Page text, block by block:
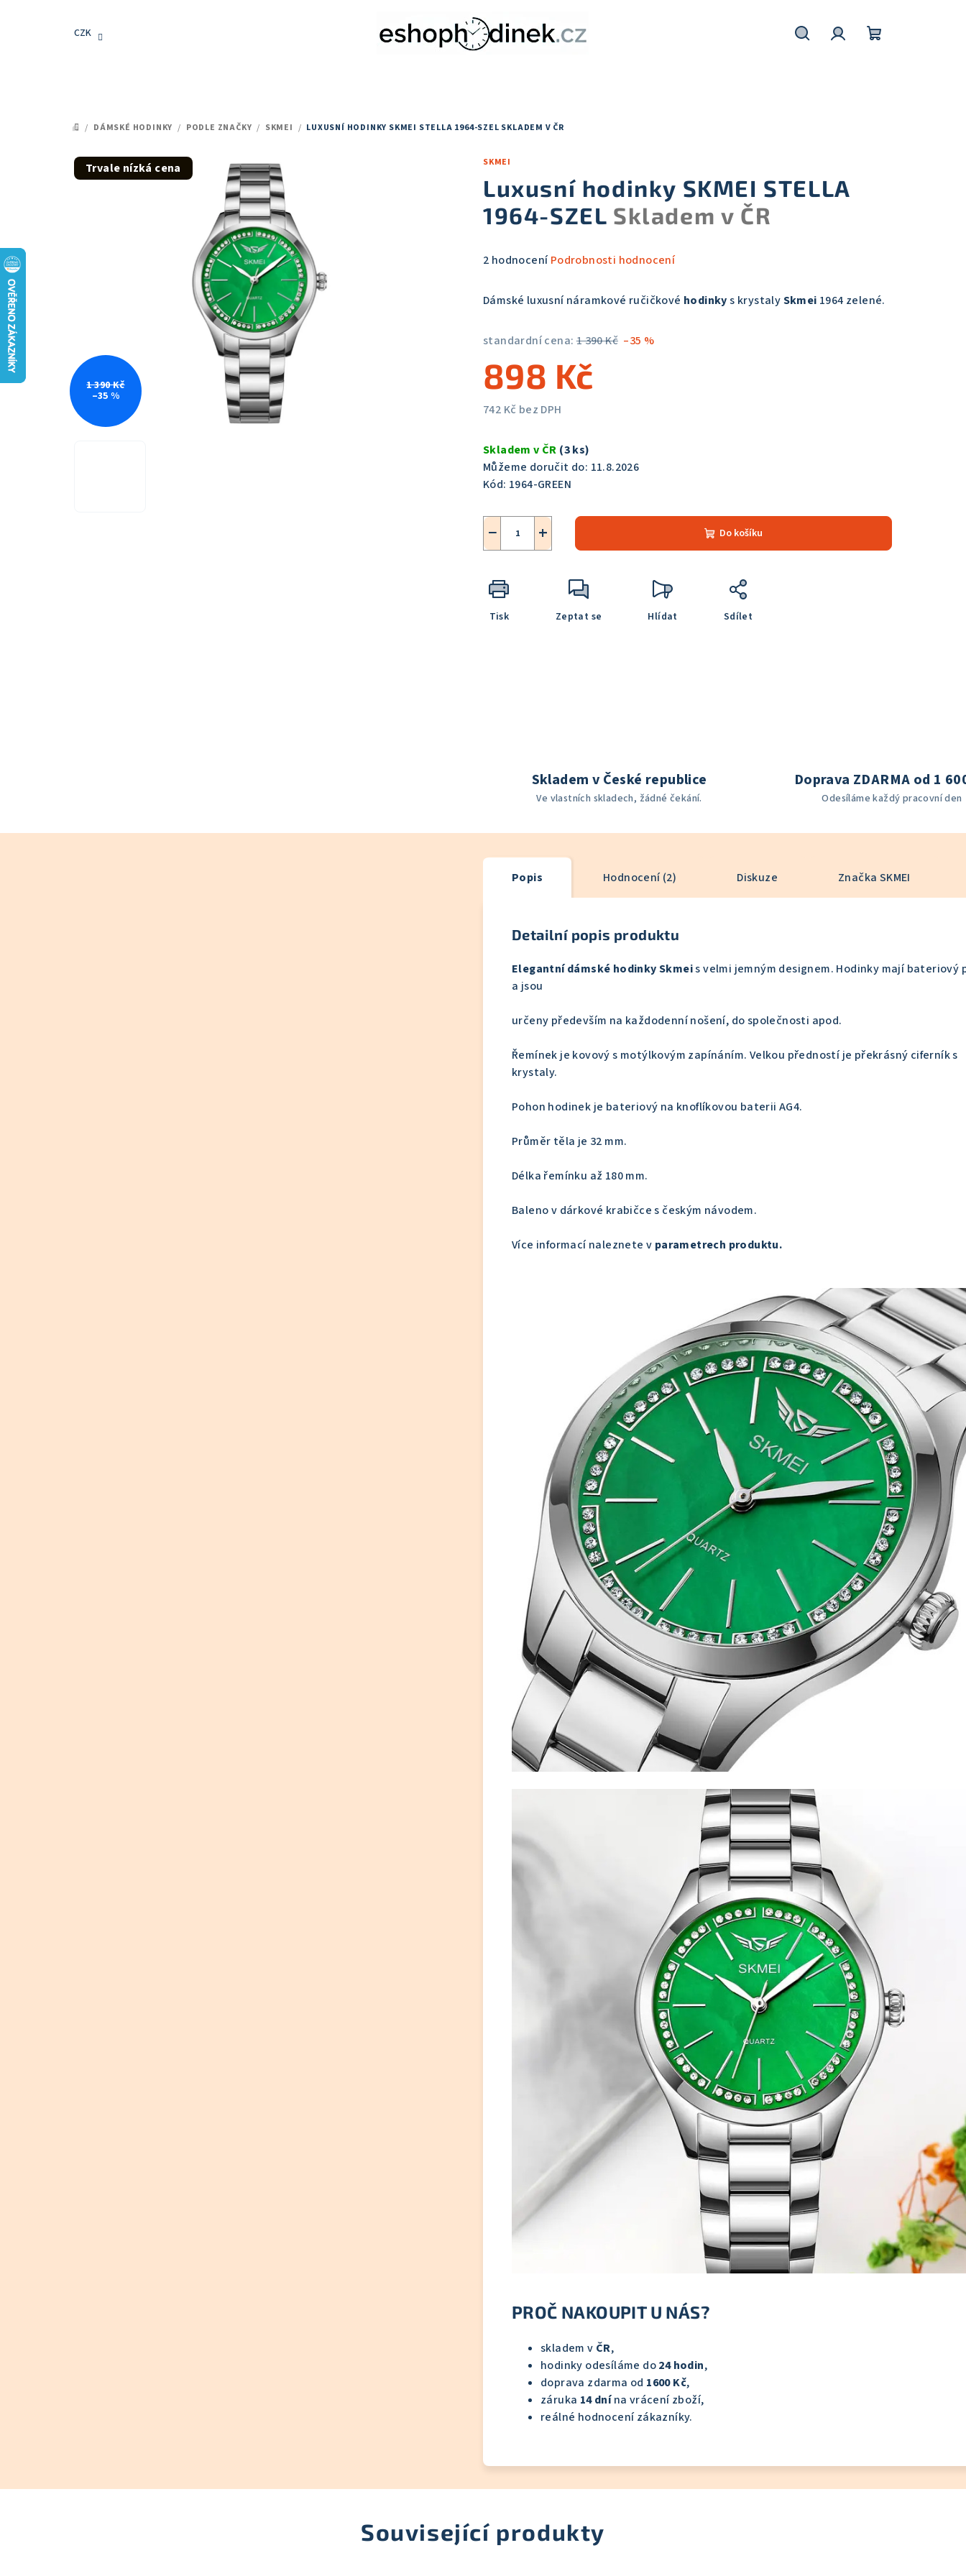
CZK
DOMŮ
/ DÁMSKÉ HODINKY / PODLE ZNAČKY / SKMEI / LUXUSNÍ HODINKY SKMEI STELLA 1964-SZEL SKLADEM V ČR
SKMEI
Luxusní hodinky SKMEI STELLA
1964-SZEL Skladem v ČR
Průměrné
produktu
z
5
hvězdiček.
2 hodnocení Podrobnosti hodnocení
Dámské luxusní náramkové ručičkové hodinkys krystalySkmei 1964 zelené.
standardní cena: 1 390 Kč –35 %
898 Kč
742 Kč bez DPH
cena:
Skladem v ČR (3 ks)
Můžeme doručit do: 11.8.2026
Kód: 1964-GREEN
+
− Do košíku
Tisk Zeptat se Hlídat Sdílet
Trvale nízká cena
1 390 Kč
–35 %
Skladem v České republice
Ve vlastních skladech, žádné čekání.
Doprava ZDARMA od 1
Odesíláme každý pracovní den
Popis Hodnocení (2) Diskuze Značka SKMEI
Detailní popis produktu
Elegantní dámské hodinky Skmeis velmi jemným designem. Hodinky mají bateriový
a jsou
určeny především na každodenní nošení, do společnosti apod.
Řemínek je kovový s motýlkovým zapínáním. Velkou předností je překrásný ciferník s
krystaly.
Pohon hodinek je bateriový na knoflíkovou baterii AG4.
Průměr těla je 32 mm.
Délka řemínku až 180 mm.
Baleno v dárkové krabičce s českým návodem.
Více informací naleznete v parametrech produktu.
PROČ NAKOUPIT U NÁS?
skladem v ČR,
hodinky odesíláme do24 hodin,
doprava zdarma od 1600 Kč,
záruka 14 dnína vrácení zboží,
reálné hodnocení zákazníky.
Související produkty